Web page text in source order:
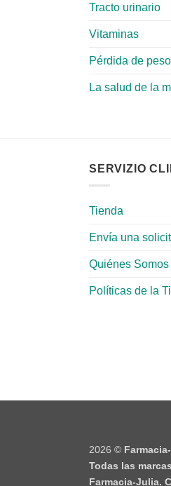
Tracto urinario
Vitaminas
Pérdida de peso
La salud de la
SERVIZIO
Tienda
Envía una
Quiénes Somos
Políticas de la
2026 ©
Todas las
Farmacia-Julia.